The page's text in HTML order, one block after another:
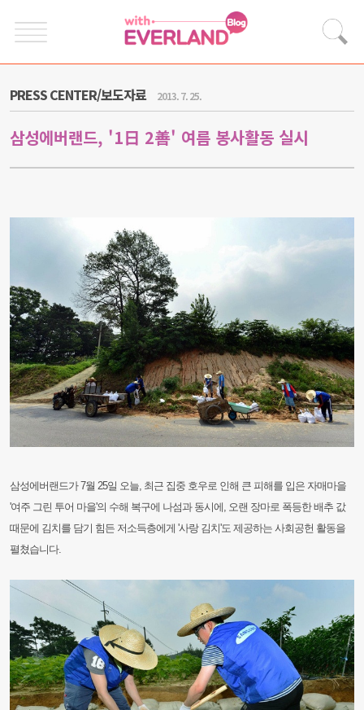
PRESS CENTER/보도자료 2013. 7. 25.
삼성에버랜드, '1日 2善' 여름 봉사활동 실시
삼성에버랜드가 7월 25일 오늘, 최근 집중 호우로 인해 큰 피해를 입은 자매마을
'여주 그린 투어 마을'의 수해 복구에 나섬과 동시에, 오랜 장마로 폭등한 배추 값
때문에 김치를 담기 힘든 저소득층에게 '사랑 김치'도 제공하는 사회공헌 활동을
펼쳤습니다.